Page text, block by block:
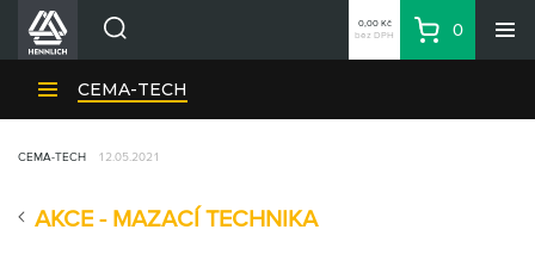
Divize HENNLICH
Aktuality
0,00 Kč
bez DPH
Košík
0
CEMA-TECH
AKCE - MAZACÍ TECHNIKA
CEMA-TECH 12.05.2021